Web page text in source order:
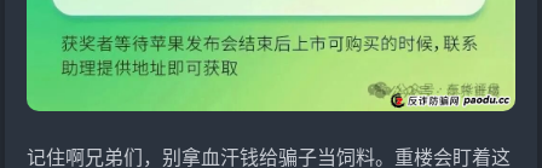
记住啊兄弟们，别拿血汗钱给骗子当饲料。重楼会盯着这